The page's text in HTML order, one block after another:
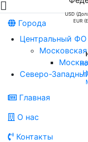
USD
EUR

Города
Центральный ФО
Москва
Северо-
Главная
О нас
Контакты